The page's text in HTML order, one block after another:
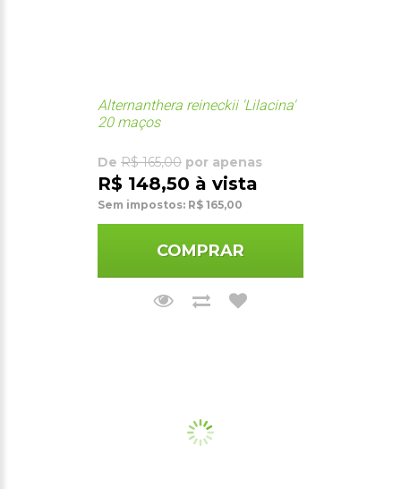
Alternanthera reineckii 'Lilacina'
20 maços
De R$ 165,00 por apenas
R$ 148,50 à vista
Sem impostos: R$ 165,00
COMPRAR